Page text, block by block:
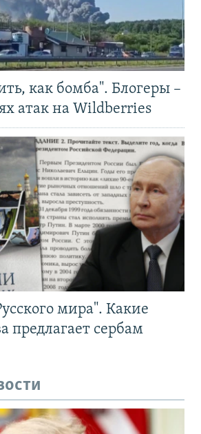
как бомба". Блогеры –
атак на Wildberries
мира". Какие
предлагает сербам